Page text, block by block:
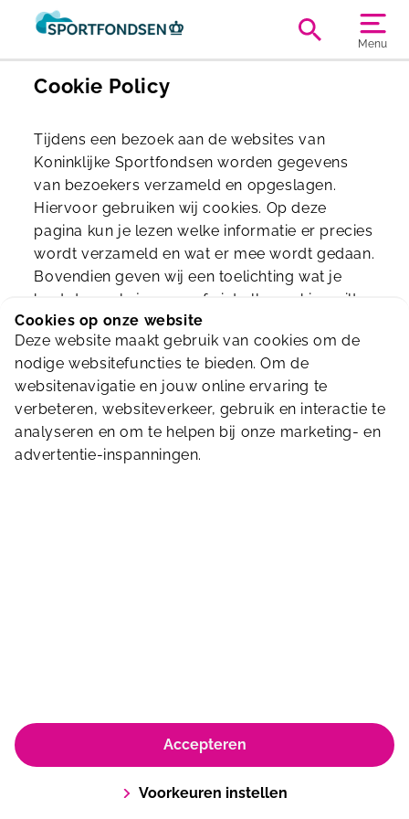
Menu
Cookie Policy
Tijdens een bezoek aan de websites van
Koninklijke Sportfondsen worden gegevens
van bezoekers verzameld en opgeslagen.
Hiervoor gebruiken wij cookies. Op deze
pagina kun je lezen welke informatie er precies
wordt verzameld en wat er mee wordt gedaan.
Bovendien geven wij een toelichting wat je
kunt doen als je geen of niet alle cookies wilt
accepteren.
Lees hier decookie policy.
Privacyverklaring & Policy
Cookie Policy
Cookies op onze website
Deze website maakt gebruik van cookies om de
nodige websitefuncties te bieden. Om de
websitenavigatie en jouw online ervaring te
verbeteren, websiteverkeer, gebruik en interactie te
analyseren en om te helpen bij onze marketing- en
advertentie-inspanningen.
Accepteren
Voorkeuren instellen